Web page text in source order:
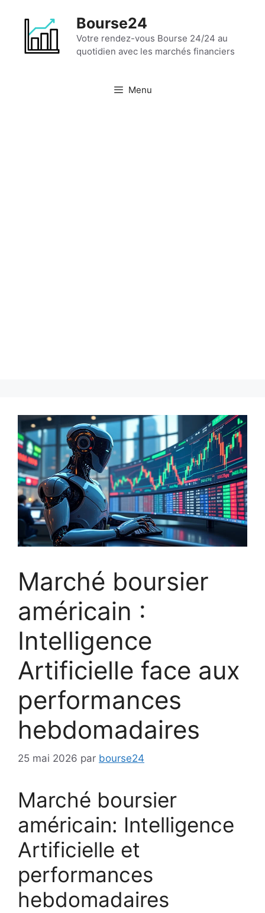
contenu
Bourse24
Votre rendez-vous Bourse 24/24 au
quotidien avec les marchés financiers
Menu
Marché boursier
américain :
Intelligence
Artificielle face aux
performances
hebdomadaires
25 mai 2026 par bourse24
Marché boursier
américain: Intelligence
Artificielle et
performances
hebdomadaires